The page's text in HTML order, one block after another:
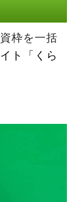
枠を一括
ト「くら